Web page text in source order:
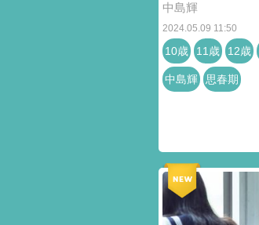
中島輝
2024.05.09 11:50
10歳 11歳 12歳
中島輝 思春期